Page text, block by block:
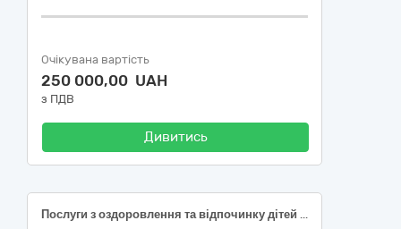
Очікувана вартість
250 000,00 UAH
з ПДВ
Дивитись
Послуги з оздоровлення та відпочинку дітей пільгових категорій